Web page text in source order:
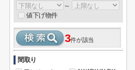
～
値下げ物件
3件が該当
間取り